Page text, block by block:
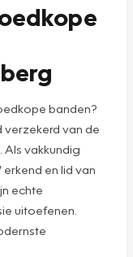
banden?
verzekerd van de
Als vakkundig
en lid van
echte
uitoefenen.